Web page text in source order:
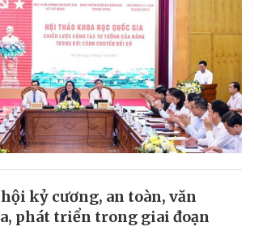
kỷ cương, an toàn, văn
phát triển trong giai đoạn